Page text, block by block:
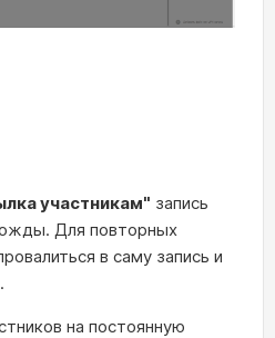
участникам" запись
Для повторных
в саму запись и
на постоянную